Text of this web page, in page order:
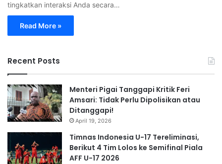
tingkatkan interaksi Anda secara…
Read More »
Recent Posts
Menteri Pigai Tanggapi Kritik Feri
Amsari: Tidak Perlu Dipolisikan atau
Ditanggapi!
April 19, 2026
Timnas Indonesia U-17 Tereliminasi,
Berikut 4 Tim Lolos ke Semifinal Piala
AFF U-17 2026